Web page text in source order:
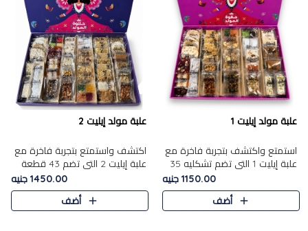
علبة مولد إيليت 1
استمتع واكتشف بتجربة فاخرة مع
علبة إيليت 1 التي تضم تشكليه 35
قطعة من أرقى حلويات المولد
المصري الأصيلة ,معروضة بشكل
جميل في علبة أنيقة ، في..
1150.00 جنيه
أضف
علبة مولد إيليت 2
اكتشف واستمتع بتجربة فاخرة مع
علبة إيليت 2 التي تضم 43 قطعة
تشكيلة من أرقى حلويات المولد
الشرقية المصرية الأصيلة ,معروضة
بشكل جميل في علبة أ..
1450.00 جنيه
أضف